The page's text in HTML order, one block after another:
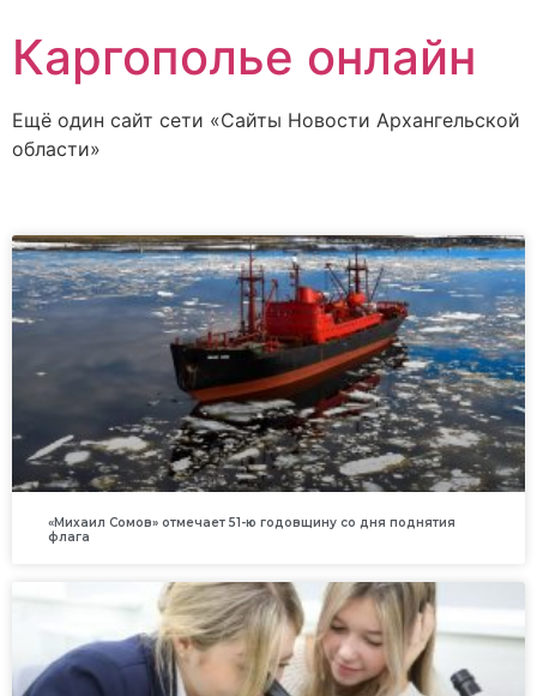
Каргополье онлайн
Ещё один сайт сети «Сайты Новости Архангельской
области»
«Михаил Сомов» отмечает 51-ю годовщину со дня поднятия
флага